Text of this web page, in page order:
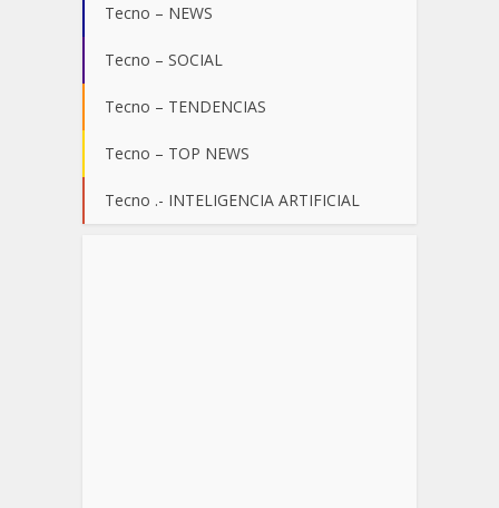
Tecno – NEWS
Tecno – SOCIAL
Tecno – TENDENCIAS
Tecno – TOP NEWS
Tecno .- INTELIGENCIA ARTIFICIAL